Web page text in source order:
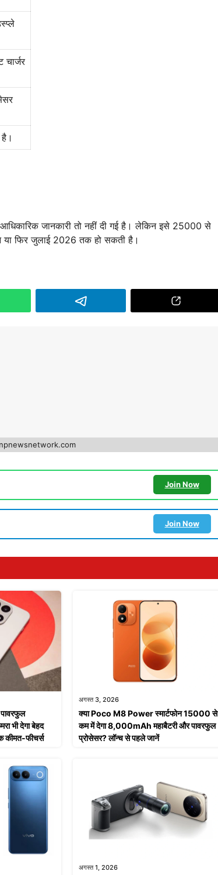
जानकारी तो नहीं दी गई है। लेकिन इसे 25000 से
या फिर जुलाई 2026 तक हो सकती है।
Join Now
Join Now
भी देगा बेहद
कीमत-फीचर्स
अगस्त 3, 2026
क्या Poco M8 Power स्मार्टफोन 15000 से
कम में देगा 8,000mAh महाबैटरी और पावरफुल
प्रोसेसर? लॉन्च से पहले जानें
अगस्त 1, 2026